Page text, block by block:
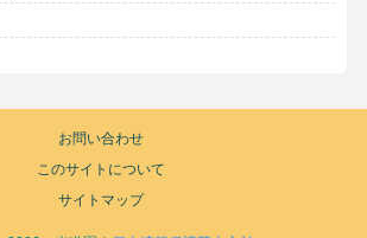
お問い合わせ
このサイトについて
サイトマップ